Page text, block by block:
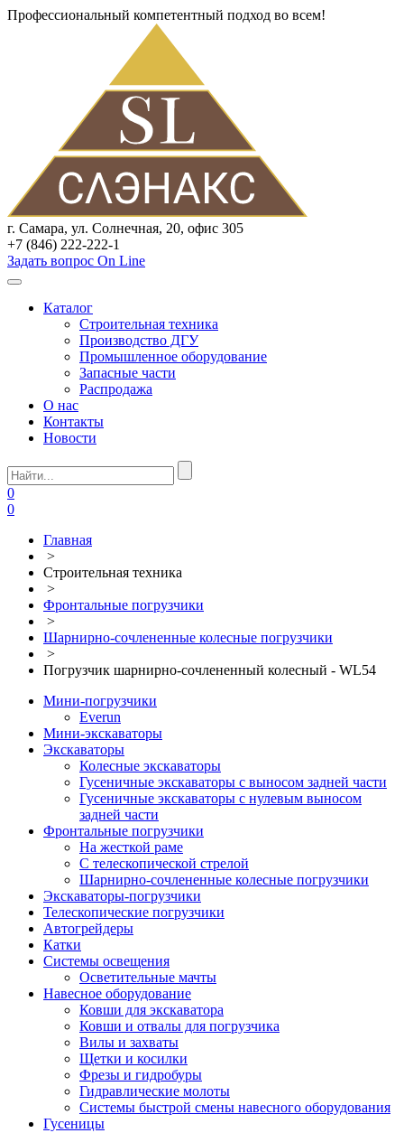
Профессиональный компетентный подход во всем!
г. Самара, ул. Солнечная, 20, офис 305
+7 (846) 222-222-1
Задать вопрос On Line
Каталог
Строительная техника
Производство ДГУ
Промышленное оборудование
Запасные части
Распродажа
О нас
Контакты
Новости
0
0
Главная
>
Строительная техника
>
Фронтальные погрузчики
>
Шарнирно-сочлененные колесные погрузчики
>
Погрузчик шарнирно-сочлененный колесный - WL54
Мини-погрузчики
Everun
Мини-экскаваторы
Экскаваторы
Колесные экскаваторы
Гусеничные экскаваторы с выносом задней части
Гусеничные экскаваторы с нулевым выносом
задней части
Фронтальные погрузчики
На жесткой раме
С телескопической стрелой
Шарнирно-сочлененные колесные погрузчики
Экскаваторы-погрузчики
Телескопические погрузчики
Автогрейдеры
Катки
Системы освещения
Осветительные мачты
Навесное оборудование
Ковши для экскаватора
Ковши и отвалы для погрузчика
Вилы и захваты
Щетки и косилки
Фрезы и гидробуры
Гидравлические молоты
Системы быстрой смены навесного оборудования
Гусеницы